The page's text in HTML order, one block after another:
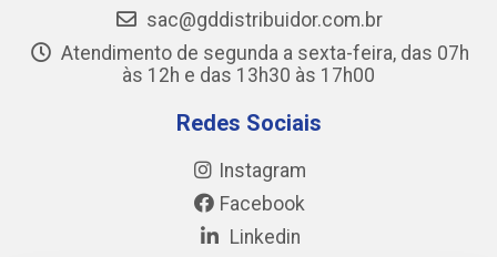
sac@gddistribuidor.com.br
Atendimento de segunda a sexta-feira, das 07h
às 12h e das 13h30 às 17h00
Redes Sociais
Instagram
Facebook
Linkedin